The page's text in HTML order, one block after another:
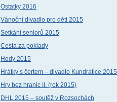
Ostatky 2016
Vánoční divadlo pro děti 2015
Setkání seniorů 2015
Cesta za poklady
Hody 2015
Hrátky s čertem – divadlo Kundratice 2015
Hry bez hranic II. (rok 2015)
DHL 2015 – soutěž v Rozsochách